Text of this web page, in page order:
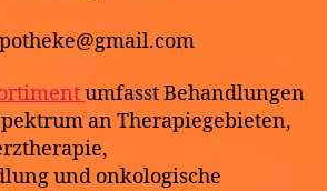
umfasst Behandlungen
an Therapiegebieten,
und onkologische